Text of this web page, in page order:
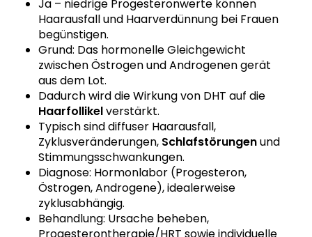
Ja – niedrige Progesteronwerte können
Haarausfall und Haarverdünnung bei Frauen
begünstigen.
Grund: Das hormonelle Gleichgewicht
zwischen Östrogen und Androgenen gerät
aus dem Lot.
Dadurch wird die Wirkung von DHT auf die
Haarfollikelverstärkt.
Typisch sind diffuser Haarausfall,
Zyklusveränderungen, Schlafstörungenund
Stimmungsschwankungen.
Diagnose: Hormonlabor (Progesteron,
Östrogen, Androgene), idealerweise
zyklusabhängig.
Behandlung: Ursache beheben,